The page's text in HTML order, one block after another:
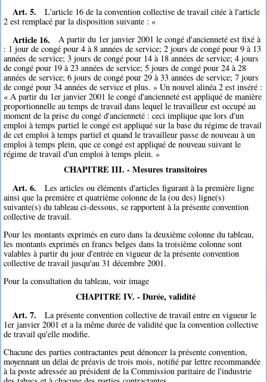
Art. 5.
L'article 16 de la convention collective de travail citée à l'article
2 est remplacé par la disposition suivante : «
Article 16.
A partir du 1er janvier 2001 le congé d'ancienneté est fixé à
: 1 jour de congé pour 4 à 8 années de service; 2 jours de congé pour 9 à 13
années de service; 3 jours de congé pour 14 à 18 années de service; 4 jours
de congé pour 19 à 23 années de service; 5 jours de congé pour 24 à 28
années de service; 6 jours de congé pour 29 à 33 années de service; 7 jours
de congé pour 34 années de service et plus. » Un nouvel alinéa 2 est inséré :
« A partir du 1er janvier 2001 le congé d'ancienneté est appliqué de manière
proportionnelle au temps de travail dans lequel le travailleur est occupé au
moment de la prise du congé d'ancienneté : ceci implique que lors d'un
emploi à temps partiel le congé est appliqué sur la base du régime de travail
de cet emploi à temps partiel et quand le travailleur passe de nouveau à un
emploi à temps plein, que ce congé est appliqué de nouveau suivant le
régime de travail d'un emploi à temps plein. »
CHAPITRE III. - Mesures transitoires
Art. 6.
Les articles ou éléments d'articles figurant à la première ligne
ainsi que la première et quatrième colonne de la (ou des) ligne(s)
suivante(s) du tableau ci-dessous, se rapportent à la présente convention
collective de travail.
Pour les montants exprimés en euro dans la deuxième colonne du tableau,
les montants exprimés en francs belges dans la troisième colonne sont
valables à partir du jour d'entrée en vigueur de la présente convention
collective de travail jusqu'au 31 décembre 2001.
Pour la consultation du tableau, voir image
CHAPITRE IV. - Durée, validité
Art. 7.
La présente convention collective de travail entre en vigueur le
1er janvier 2001 et a la même durée de validité que la convention collective
de travail qu'elle modifie.
Chacune des parties contractantes peut dénoncer la présente convention,
moyennant un délai de préavis de trois mois, notifié par lettre recommandée
à la poste adressée au président de la Commission paritaire de l'industrie